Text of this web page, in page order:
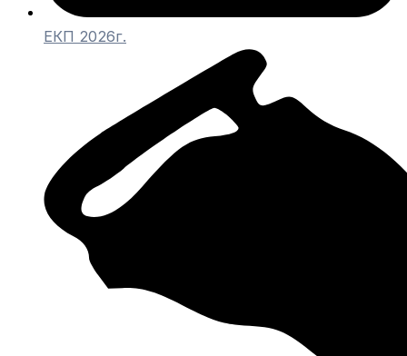
ЕКП 2026г.